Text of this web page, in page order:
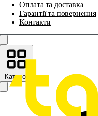
Оплата та доставка
Гарантії та повернення
Контакти
Каталог